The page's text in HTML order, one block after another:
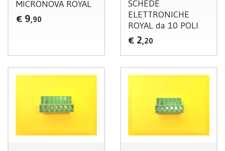
MICRONOVA ROYAL
€ 9,90
SCHEDE
ELETTRONICHE
ROYAL da 10 POLI
€ 2,20